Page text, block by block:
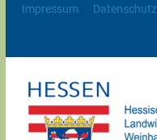
Impressum
Datenschutz